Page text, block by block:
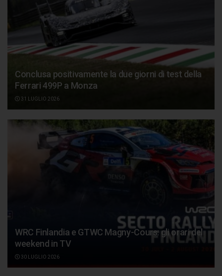
Conclusa positivamente la due giorni di test della
Ferrari 499P a Monza
31 LUGLIO 2026
WRC Finlandia e GTWC Magny-Cours: gli orari del
weekend in TV
30 LUGLIO 2026